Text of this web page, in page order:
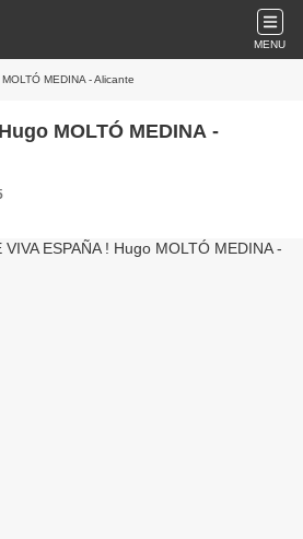
MENU
MEDINA - Alicante
MOLTÓ MEDINA -